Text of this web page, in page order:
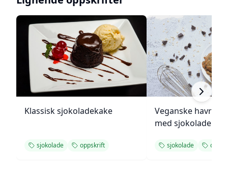
Klassisk sjokoladekake
sjokolade oppskrift
Veganske
med sjokolade
sjokolade